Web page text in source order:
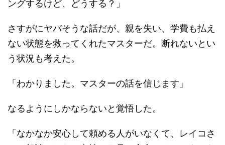
ングするけど、どうする？」
さすがにヤバそうな話だが、親を失い、学費も払え
ない状態を救ってくれたマスターだ。断れないとい
う状況も考えた。
「わかりました。マスターの話を信じます」
なるようにしかならないと覚悟した。
「なかなか安心して頼める人がいなくて、レイコさ